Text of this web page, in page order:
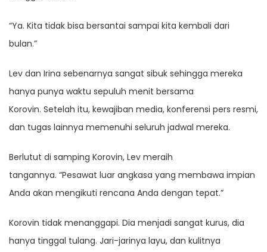
“Ya. Kita tidak bisa bersantai sampai kita kembali dari
bulan.”
Lev dan Irina sebenarnya sangat sibuk sehingga mereka
hanya punya waktu sepuluh menit bersama
Korovin. Setelah itu, kewajiban media, konferensi pers resmi,
dan tugas lainnya memenuhi seluruh jadwal mereka.
Berlutut di samping Korovin, Lev meraih
tangannya. “Pesawat luar angkasa yang membawa impian
Anda akan mengikuti rencana Anda dengan tepat.”
Korovin tidak menanggapi. Dia menjadi sangat kurus, dia
hanya tinggal tulang. Jari-jarinya layu, dan kulitnya